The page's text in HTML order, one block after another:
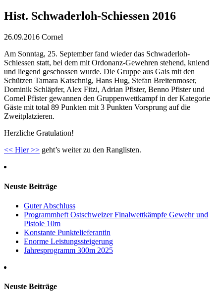
Hist. Schwaderloh-Schiessen 2016
26.09.2016 Cornel
Am Sonntag, 25. September fand wieder das Schwaderloh-
Schiessen statt, bei dem mit Ordonanz-Gewehren stehend, kniend
und liegend geschossen wurde. Die Gruppe aus Gais mit den
Schützen Tamara Katschnig, Hans Hug, Stefan Breitenmoser,
Dominik Schläpfer, Alex Fitzi, Adrian Pfister, Benno Pfister und
Cornel Pfister gewannen den Gruppenwettkampf in der Kategorie
Gäste mit total 89 Punkten mit 3 Punkten Vorsprung auf die
Zweitplatzieren.
Herzliche Gratulation!
<< Hier >> geht’s weiter zu den Ranglisten.
Neuste Beiträge
Guter Abschluss
Programmheft Ostschweizer Finalwettkämpfe Gewehr und
Pistole 10m
Konstante Punktelieferantin
Enorme Leistungssteigerung
Jahresprogramm 300m 2025
Neuste Beiträge